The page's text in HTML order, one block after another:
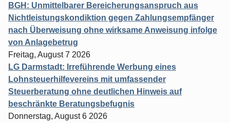
BGH: Unmittelbarer Bereicherungsanspruch aus
Nichtleistungskondiktion gegen Zahlungsempfänger
nach Überweisung ohne wirksame Anweisung infolge
von Anlagebetrug
Freitag, August 7 2026
LG Darmstadt: Irreführende Werbung eines
Lohnsteuerhilfevereins mit umfassender
Steuerberatung ohne deutlichen Hinweis auf
beschränkte Beratungsbefugnis
Donnerstag, August 6 2026